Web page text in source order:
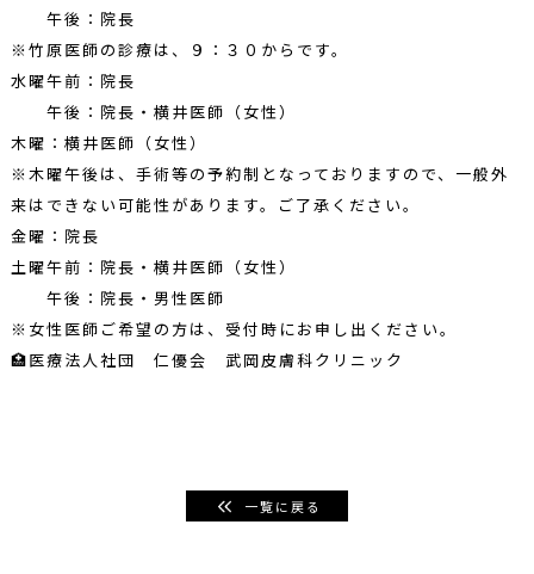
午後：院長
※竹原医師の診療は、９：３０からです。
水曜午前：院長
午後：院長・横井医師（女性）
木曜：横井医師（女性）
※木曜午後は、手術等の予約制となっておりますので、一般外
来はできない可能性があります。ご了承ください。
金曜：院長
土曜午前：院長・横井医師（女性）
午後：院長・男性医師
※女性医師ご希望の方は、受付時にお申し出ください。
🏥医療法人社団 仁優会 武岡皮膚科クリニック
一覧に戻る